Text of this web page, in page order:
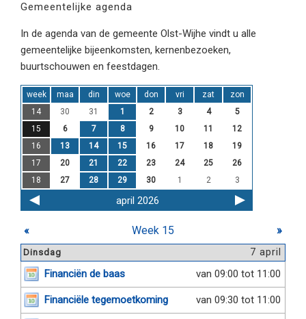
Gemeentelijke agenda
In de agenda van de gemeente Olst-Wijhe vindt u alle
gemeentelijke bijeenkomsten, kernenbezoeken,
buurtschouwen en feestdagen.
week maa din woe don vri zat
zon
14
30 31 1 2 3 4
5
15
6 7 8 9 10 11
12
16
13 14 15 16 17 18
19
17
20 21 22 23 24 25
26
18
27 28 29 30 1 2 3
april 2026
« Week 15 »
7 april
Dinsdag
van 09:00 tot 11:00
Financiën de baas
van 09:30 tot 11:00
Financiële tegemoetkoming